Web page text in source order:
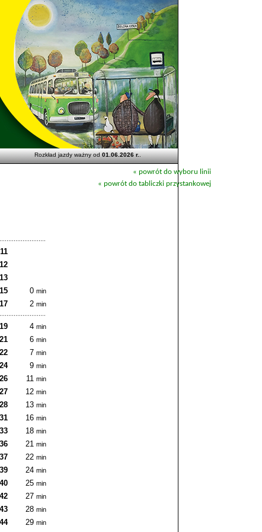
Rozkład jazdy ważny od01.06.2026 r..
« powrót do wyboru linii
« powrót do tabliczki przystankowej
0 min
2 min
4 min
6 min
7 min
9 min
11 min
12 min
13 min
16 min
18 min
21 min
22 min
24 min
25 min
27 min
28 min
29 min